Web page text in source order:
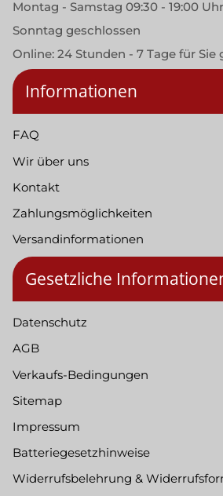
Montag - Samstag 09:30 - 19:00 Uhr
Sonntag geschlossen
Online: 24 Stunden - 7 Tage für Sie
Informationen
FAQ
Wir über uns
Kontakt
Zahlungsmöglichkeiten
Versandinformationen
Gesetzliche
Datenschutz
AGB
Verkaufs-Bedingungen
Sitemap
Impressum
Batteriegesetzhinweise
Widerrufsbelehrung &